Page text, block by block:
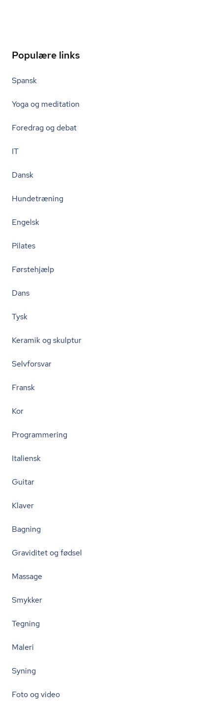
Populære links
Spansk
Yoga og meditation
Foredrag og debat
IT
Dansk
Hundetræning
Engelsk
Pilates
Førstehjælp
Dans
Tysk
Keramik og skulptur
Selvforsvar
Fransk
Kor
Programmering
Italiensk
Guitar
Klaver
Bagning
Graviditet og fødsel
Massage
Smykker
Tegning
Maleri
Syning
Foto og video